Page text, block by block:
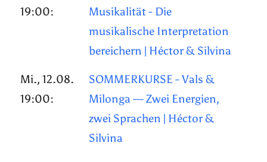
19:00:
Musikalität - Die
musikalische Interpretation
bereichern | Héctor & Silvina
Mi., 12.08.
19:00:
SOMMERKURSE - Vals &
Milonga — Zwei Energien,
zwei Sprachen | Héctor &
Silvina